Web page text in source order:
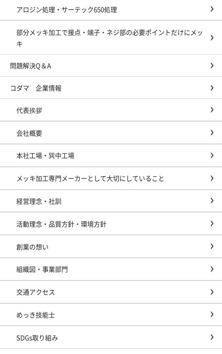
アロジン処理・サーテック650処理
部分メッキ加工で接点・端子・ネジ部の必要ポイントだけにメッ
キ
問題解決Q＆A
コダマ 企業情報
代表挨拶
会社概要
本社工場・巽中工場
メッキ加工専門メーカーとして大切にしていること
経営理念・社訓
活動理念・品質方針・環境方針
創業の想い
組織図・事業部門
交通アクセス
めっき技能士
SDGs取り組み